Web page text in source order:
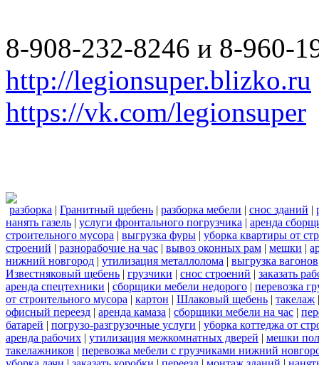
8-908-232-8246 и 8-960-
http://legionsuper.blizko.ru
https://vk.com/legionsuper
разборка | Гранитный щебень | разборка мебели | снос зданий |
нанять газель | услуги фронтального погрузчика | аренда
строительного мусора | выгрузка фуры | уборка квартиры от
строений | разнорабочие на час | вывоз оконных рам | мешки |
нижний новгород | утилизация металлолома | выгрузка вагонов
Известняковый щебень | грузчики | снос строений | заказать
аренда спецтехники | сборщики мебели недорого | перевозка
от строительного мусора | картон | Шлаковый щебень | такелаж
офисный переезд | аренда камаза | сборщики мебели на час |
батарей | погрузо-разгрузочные услуги | уборка коттеджа от
аренда рабочих | утилизация межкомнатных дверей | мешки
такелажников | перевозка мебели с грузчиками нижний